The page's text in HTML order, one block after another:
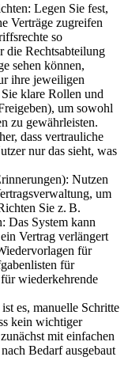
Legen Sie fest,
Verträge zugreifen
so
die Rechtsabteilung
sehen können,
ihre jeweiligen
klare Rollen und
um sowohl
zu gewährleisten.
dass vertrauliche
nur das sieht, was
Nutzen
um
Sie z. B.
Das System kann
Vertrag verlängert
für
für
wiederkehrende
es, manuelle Schritte
kein wichtiger
mit einfachen
Bedarf ausgebaut